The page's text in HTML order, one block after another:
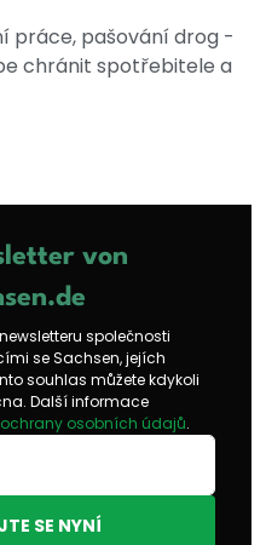
práce, pašování drog -
chránit spotřebitele a
von
společnosti
se Sachsen, jejích
souhlas můžete kdykoli
Další informace
osobních údajů.
SE NYNÍ